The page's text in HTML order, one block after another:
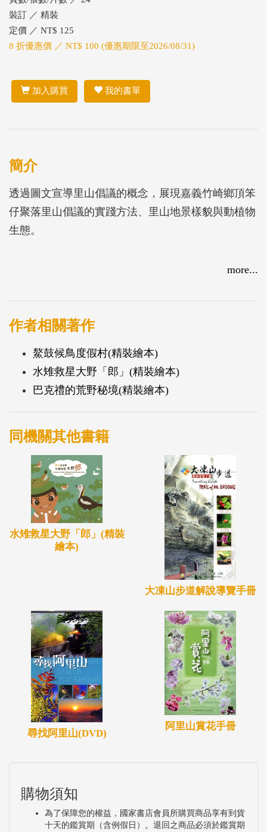
裝訂 ／ 精裝
定價 ／ NT$ 125
8 折優惠價 ／ NT$ 100 (優惠期限至2026/08/31)
加入購買 我的書單
簡介
透過圖文宣導里山倡議的概念，展現嘉義竹崎鄉頂笨
仔聚落里山倡議的實踐方法、里山地景樣貌與動植物
生態。
more...
作者相關著作
鰲鼓候鳥度假村(精裝繪本)
水雉救星大野「郎」(精裝繪本)
巴克禮的荒野秘境(精裝繪本)
同機關其他書籍
水雉救星大野「郎」(精裝
繪本)
大凍山步道解說導覽手冊
尋找阿里山(DVD)
阿里山賞花手冊
購物須知
為了保障您的權益，國家書店會員所購買商品享有到貨
十天的鑑賞期（含例假日）。退回之商品必須於鑑賞期